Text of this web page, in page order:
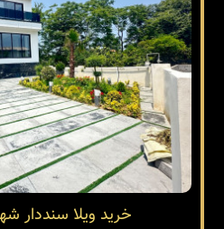
خريد ويلا سنددار